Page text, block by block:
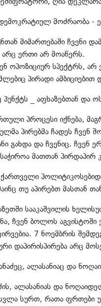
მოძრაობა
მიმართებაში ჩვენი
ერთი არ მოაწერს.
ოპოზიციურ სპექტრს, არ
პირადი ამბიციებით
პუნქტს _ აფხაზებთან
პროცესი იქნება,
პირებმა ჩადეს ჩვენ
გახდა და ჩვენიც.
მათთან პირდაპირ
თუ აპირებთ მასთან
სააკაშვილის
ჩვენ ბოლოს
7 ნოემბრის
დაპირისპირება არც
ალასანიაც და
ალასანიას და
სურთ, რათა ფრთები